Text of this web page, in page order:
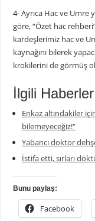
4- Ayrıca Hac ve
göre, “Özet hac
kardeşlerimiz hac ve
kaynağını bilerek
krokilerini de görmüş
İlgili Haberler
Enkaz altındakiler
bilemeyeceğiz!"
Yabancı doktor
İstifa etti, sırları
Bunu paylaş:
Facebook